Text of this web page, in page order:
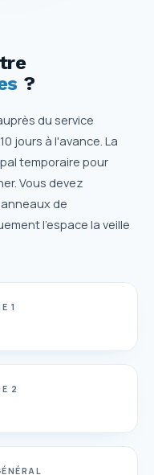
?
du service
jours à l'avance. La
temporaire pour
Vous devez
de
l'espace la veille
1
2